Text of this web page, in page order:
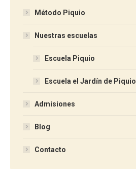
Método Piquio
Nuestras escuelas
Escuela Piquio
Escuela el Jardín de Piquio
Admisiones
Blog
Contacto